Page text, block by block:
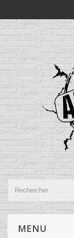
MENU